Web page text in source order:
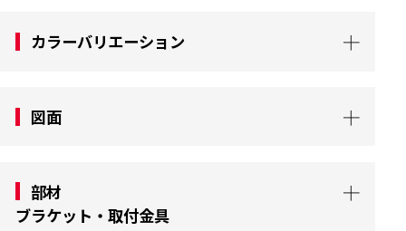
カラーバリエーション
図面
部材
ブラケット・取付金具